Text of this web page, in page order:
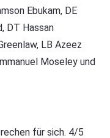
Ebukam, DE
DT Hassan
LB Azeez
Moseley und
für sich. 4/5